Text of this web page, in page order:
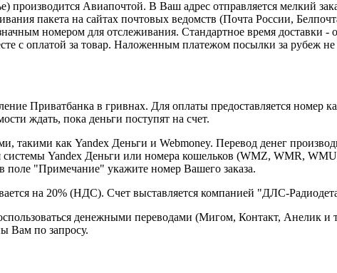
производится Авиапочтой. В Ваш адрес отправляется мелкий
пакета на сайтах почтовых ведомств (Почта России,
номером для отслеживания. Стандартное время доставки -
с оплатой за товар. Наложенным платежом посылки за рубеж не
Приватбанка в гривнах. Для оплаты предоставляется номер
ждать, пока деньги поступят на счет.
такими как Yandex Деньги и Webmoney. Перевод денег
системы Yandex Деньги или номера кошельков (WMZ, WMR,
поле "Примечание" укажите номер Вашего заказа.
на 20% (НДС). Счет выставляется компанией "ДЛС-
денежными переводами (Мигом, Контакт, Анелик и
Вам по запросу.